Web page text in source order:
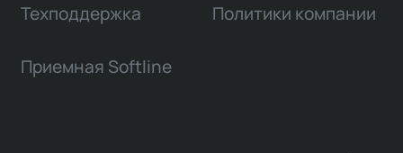
Техподдержка Политики компании
Приемная Softline